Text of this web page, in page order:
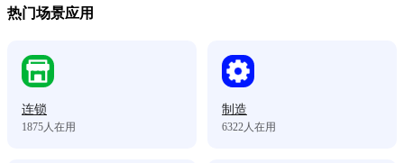
热门场景应用
连锁
1875人在用
制造
6322人在用